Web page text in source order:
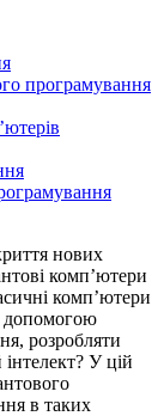
програмування
нових
комп’ютери
комп’ютери
допомогою
розробляти
У цій
в таких